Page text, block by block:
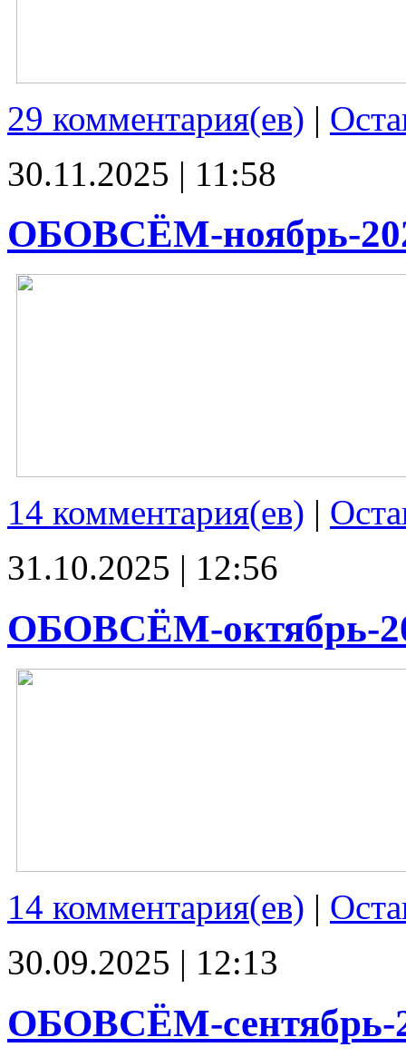
29 комментария(ев) |
30.11.2025 | 11:58
ОБОВСЁМ-ноябрь-
14 комментария(ев) |
31.10.2025 | 12:56
ОБОВСЁМ-октябрь-
14 комментария(ев) |
30.09.2025 | 12:13
ОБОВСЁМ-сентябрь-